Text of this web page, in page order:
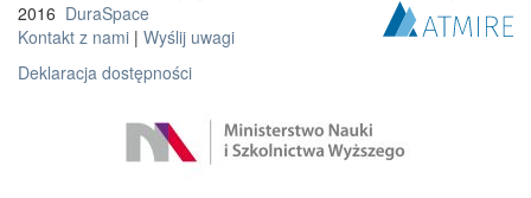
2016 DuraSpace
Kontakt z nami | Wyślij uwagi
Deklaracja dostępności